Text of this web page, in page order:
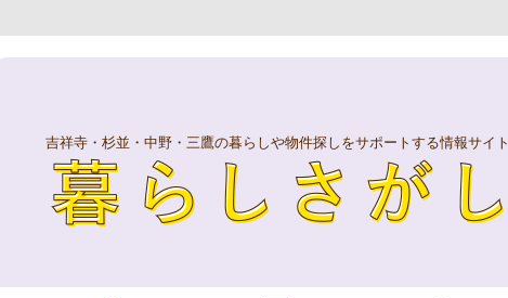
吉祥寺・杉並・中野・三鷹の暮らしや物件探しをサポートする情報サイト